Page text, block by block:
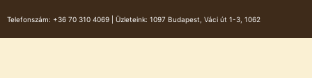
to
content
Telefonszám: +36 70 310 4069 | Üzleteink: 1097 Budapest, Váci út 1-3, 1062